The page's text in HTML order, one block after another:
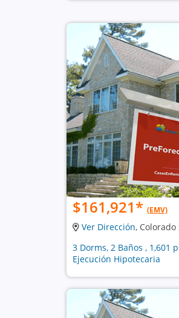
$161,921* (EMV)
Ver Dirección, Colorado
3 Dorms, 2 Baños , 1,601
Ejecución Hipotecaria